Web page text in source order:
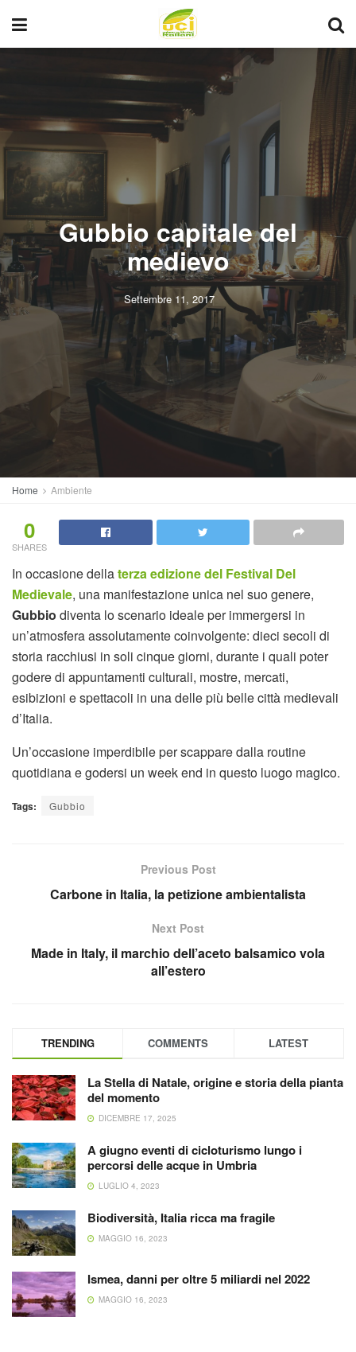
Gubbio capitale del
medievo
Settembre 11, 2017
Home Ambiente
0
SHARES
In occasione dellaterza edizione del Festival Del
Medievale, una manifestazione unica nel suo genere,
Gubbio diventa lo scenario ideale per immergersi in
un’atmosfera assolutamente coinvolgente: dieci secoli di
storia racchiusi in soli cinque giorni, durante i quali poter
godere di appuntamenti culturali, mostre, mercati,
esibizioni e spettacoli in una delle più belle città medievali
d’Italia.
Un’occasione imperdibile per scappare dalla routine
quotidiana e godersi un week end in questo luogo magico.
Tags: Gubbio
Previous Post
Carbone in Italia, la petizione ambientalista
Next Post
Made in Italy, il marchio dell’aceto balsamico vola
all’estero
TRENDING COMMENTS LATEST
La Stella di Natale, origine e storia della pianta
del momento
DICEMBRE 17, 2025
A giugno eventi di cicloturismo lungo i
percorsi delle acque in Umbria
LUGLIO 4, 2023
Biodiversità, Italia ricca ma fragile
MAGGIO 16, 2023
Ismea, danni per oltre 5 miliardi nel 2022
MAGGIO 16, 2023